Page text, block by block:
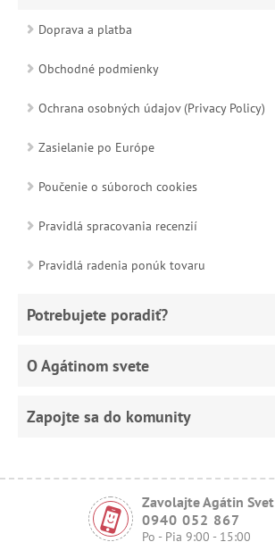
Doprava a platba
Obchodné podmienky
Ochrana osobných údajov (Privacy Policy)
Zasielanie po Európe
Poučenie o súboroch cookies
Pravidlá spracovania recenzií
Pravidlá radenia ponúk tovaru
Potrebujete poradiť?
O Agátinom svete
Zapojte sa do komunity
Zavolajte Agátin Svet
0940 052 867
Po - Pia 9:00 - 15:00